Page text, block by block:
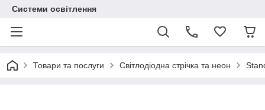
Системи освітлення
Товари та послуги Світлодіодна стрічка та неон